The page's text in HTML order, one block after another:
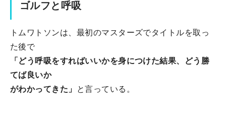
ゴルフと呼吸
トムワトソンは、最初のマスターズでタイトルを取っ
た後で
「どう呼吸をすればいいかを身につけた結果、どう勝
てば良いか
がわかってきた」
と言っている。